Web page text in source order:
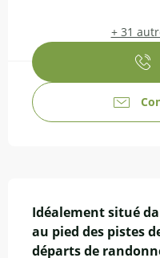
+ 31
Idéalement situé
au pied des pistes
départs de